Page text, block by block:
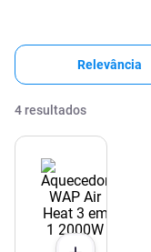
Relevância
4 resultados